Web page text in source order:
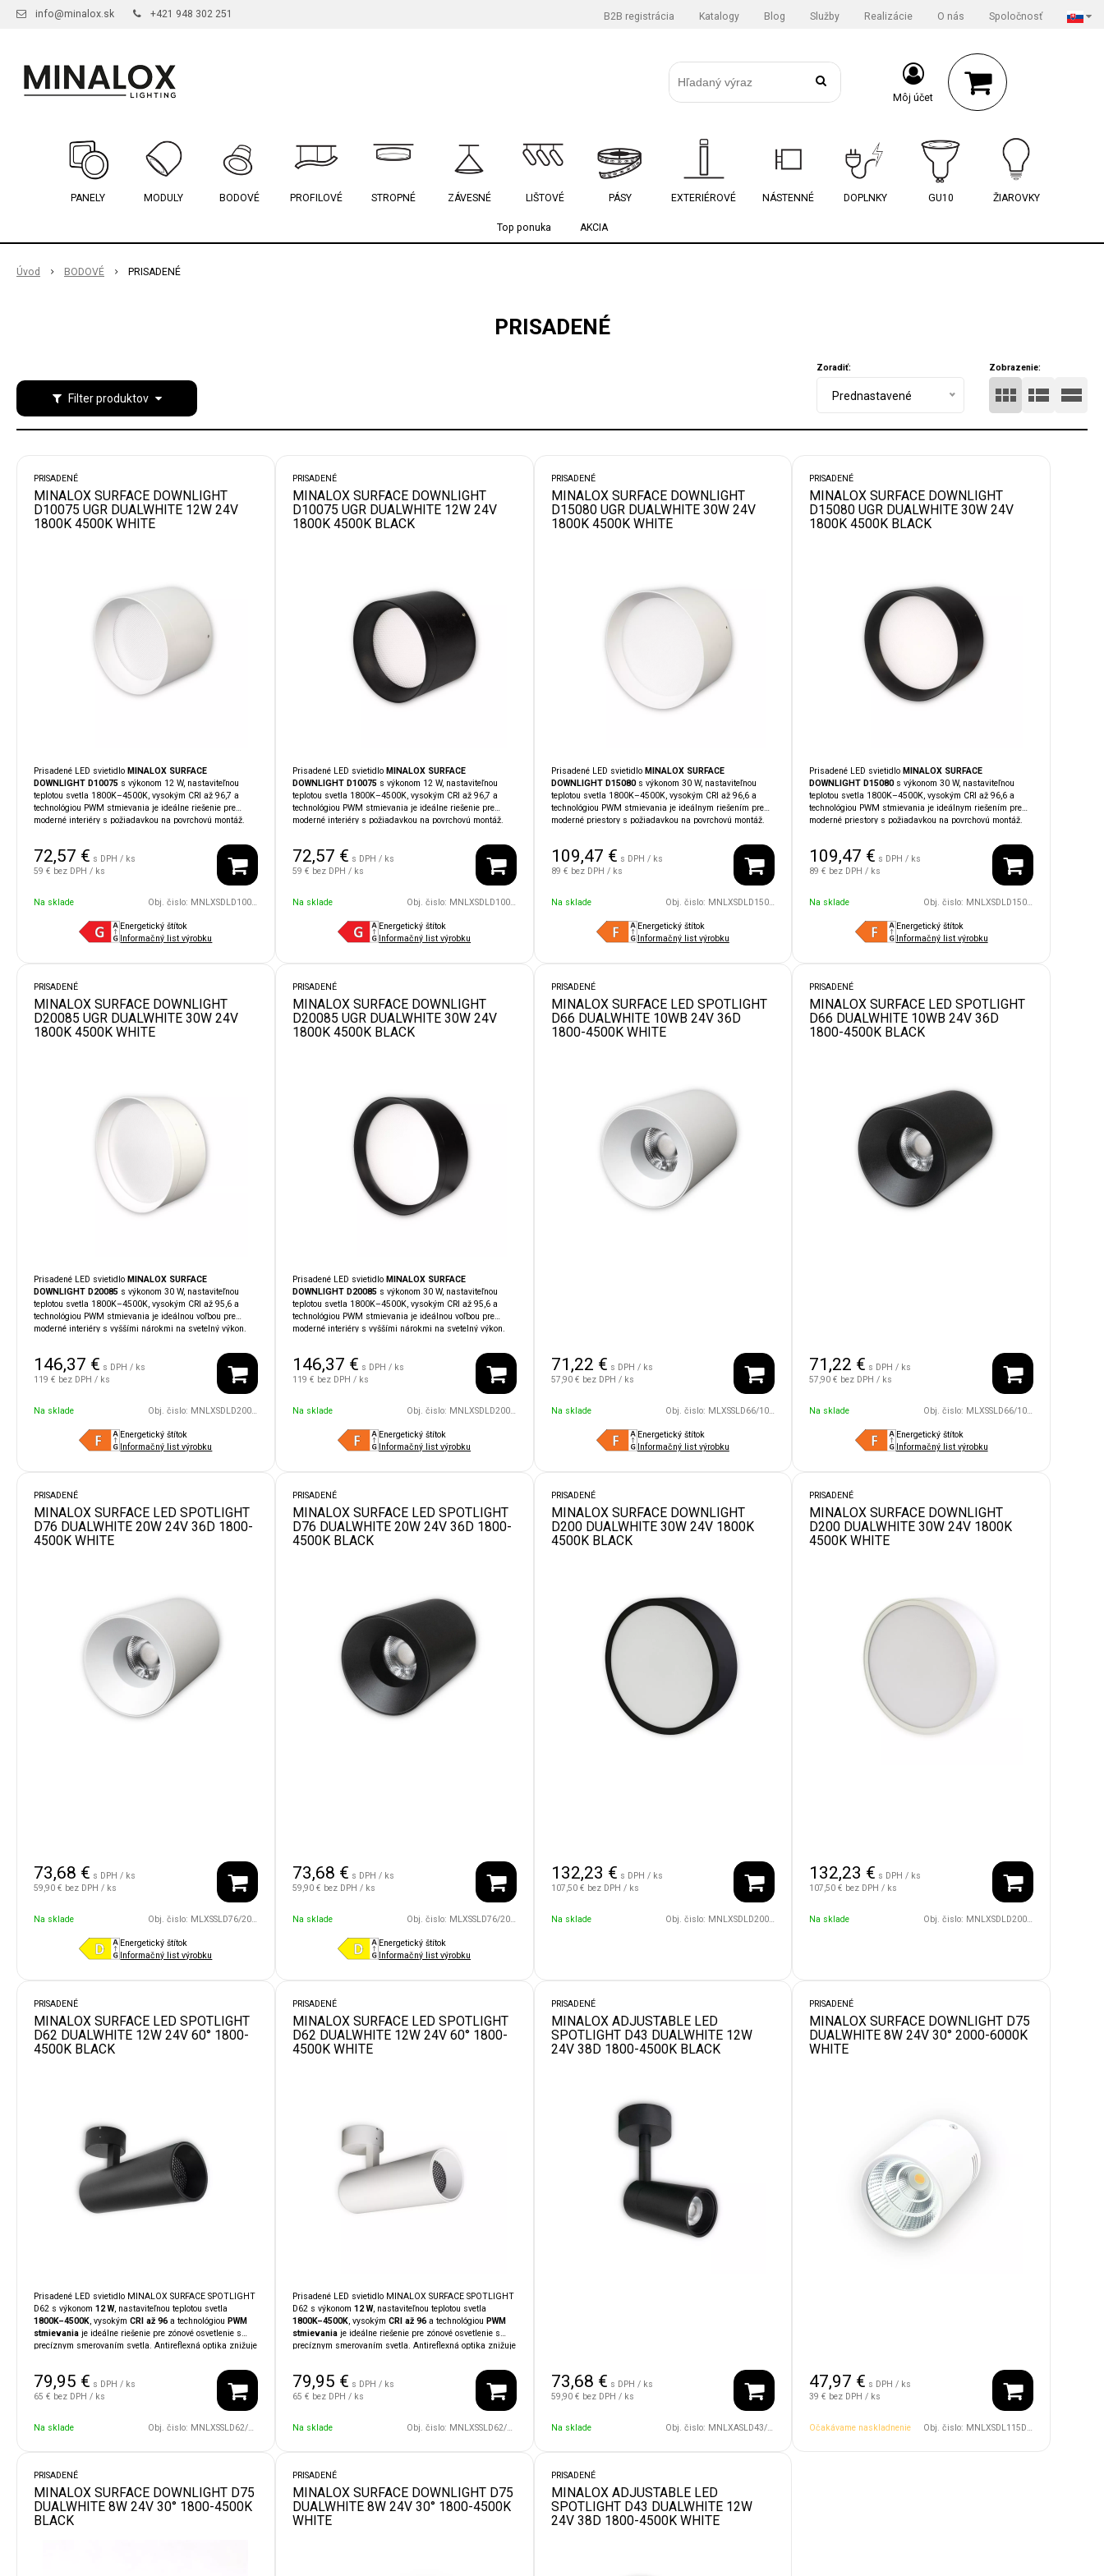
info@minalox.sk +421 948 302 251 B2B registrácia Katalogy Blog Služby Realizácie O nás Spoločnosť
Môj účet
PANELY MODULY BODOVÉ PROFILOVÉ STROPNÉ ZÁVESNÉ LIŠTOVÉ PÁSY EXTERIÉROVÉ NÁSTENNÉ DOPLNKY GU10 ŽIAROVKY
Top ponuka AKCIA
Úvod BODOVÉ PRISADENÉ
PRISADENÉ
Filter produktov
Zobrazenie:
Zoradiť:
Prednastavené
PRISADENÉ
MINALOX SURFACE DOWNLIGHT
D10075 UGR DUALWHITE 12W 24V
1800K 4500K WHITE
Prisadené LED svietidlo MINALOX SURFACE
DOWNLIGHT D10075 s výkonom 12 W, nastaviteľnou
teplotou svetla 1800K–4500K, vysokým CRI až 96,7 a
technológiou PWM stmievania je ideálne riešenie pre
moderné interiéry s požiadavkou na povrchovú montáž.
náročnejších priestorov. Kompatibilita so systémami
LOXONE, TapHome, Ampio, KNX
umožňuje jednoduchú
integráciu do inteligentnej domácnosti.
72,57 € s DPH / ks
59 € bez DPH / ks
Na sklade Obj. čislo: MNLXSDLD10075UGR/12W/24V/110D/1800/4500/WH
Energetický štítok
Informačný list výrobku
PRISADENÉ
MINALOX SURFACE DOWNLIGHT
D10075 UGR DUALWHITE 12W 24V
1800K 4500K BLACK
Prisadené LED svietidlo MINALOX SURFACE
DOWNLIGHT D10075s výkonom 12 W, nastaviteľnou
teplotou svetla 1800K–4500K, vysokým CRI až 96,7 a
technológiou PWM stmievania je ideálne riešenie pre
moderné interiéry s požiadavkou na povrchovú montáž.
náročnejších priestorov. Čierne prevedenie skvele
zapadne do moderných dizajnových konceptov.
Kompatibilita so systémami
umožňuje jednoduchú integráciu do
72,57 € s DPH / ks
59 € bez DPH / ks
Na sklade Obj. čislo: MNLXSDLD10075UGR/12W/24V/110D/1800/4500/BK
Energetický štítok
Informačný list výrobku
PRISADENÉ
MINALOX SURFACE DOWNLIGHT
D15080 UGR DUALWHITE 30W 24V
1800K 4500K WHITE
Prisadené LED svietidlo MINALOX SURFACE
DOWNLIGHT D15080s výkonom 30 W, nastaviteľnou
teplotou svetla 1800K–4500K, vysokým CRI až 96,6 a
technológiou PWM stmievania je ideálnym riešením pre
moderné priestory s požiadavkou na povrchovú montáž.
náročnejších priestorov. Kompatibilita so systémami
LOXONE, TapHome, Ampio, KNX
umožňuje jednoduchú
integráciu do inteligentnej domácnosti.
109,47 € s DPH / ks
89 € bez DPH / ks
Na sklade Obj. čislo: MNLXSDLD15080UGR/30W/24V/110D/1800/4500/WH
Energetický štítok
Informačný list výrobku
PRISADENÉ
MINALOX SURFACE DOWNLIGHT
D15080 UGR DUALWHITE 30W 24V
1800K 4500K BLACK
Prisadené LED svietidloMINALOX SURFACE
DOWNLIGHT D15080s výkonom 30 W, nastaviteľnou
teplotou svetla 1800K–4500K, vysokým CRI až 96,6 a
technológiou PWM stmievania je ideálnym riešením pre
moderné priestory s požiadavkou na povrchovú montáž.
náročnejších priestorov. Čierne prevedenie podčiarkuje
dizajnový charakter svietidla. Kompatibilita so
systémamiLOXONE, TapHome, Ampio, KNX
umožňuje
jednoduchú integráciu do inteligentnej domácnosti.
109,47 € s DPH / ks
89 € bez DPH / ks
Na sklade Obj. čislo: MNLXSDLD15080UGR/30W/24V/110D/1800/4500/BK
Energetický štítok
Informačný list výrobku
PRISADENÉ
MINALOX SURFACE DOWNLIGHT
D20085 UGR DUALWHITE 30W 24V
1800K 4500K WHITE
Prisadené LED svietidlo MINALOX SURFACE
DOWNLIGHT D20085 s výkonom 30 W, nastaviteľnou
teplotou svetla 1800K–4500K, vysokým CRI až 95,6 a
technológiou PWM stmievania je ideálnou voľbou pre
moderné interiéry s vyššími nárokmi na svetelný výkon.
náročnejších priestorov. Kompatibilita so systémami
LOXONE, TapHome, Ampio, KNX
umožňuje jednoduchú
integráciu do inteligentnej domácnosti.
146,37 € s DPH / ks
119 € bez DPH / ks
Na sklade Obj. čislo: MNLXSDLD20085UGR/30W/24V/110D/1800/4500/WH
Energetický štítok
Informačný list výrobku
PRISADENÉ
MINALOX SURFACE DOWNLIGHT
D20085 UGR DUALWHITE 30W 24V
1800K 4500K BLACK
Prisadené LED svietidlo MINALOX SURFACE
DOWNLIGHT D20085s výkonom 30 W, nastaviteľnou
teplotou svetla 1800K–4500K, vysokým CRI až 95,6 a
technológiou PWM stmievania je ideálnou voľbou pre
moderné interiéry s vyššími nárokmi na svetelný výkon.
náročnejších priestorov. Čierne prevedenie podčiarkuje
moderný dizajn svietidla. Kompatibilita so systémami
LOXONE, TapHome, Ampio, KNX
umožňuje jednoduchú
146,37 € s DPH / ks
119 € bez DPH / ks
Na sklade Obj. čislo: MNLXSDLD20085UGR/30W/24V/110D/1800/4500/BK
Energetický štítok
Informačný list výrobku
PRISADENÉ
MINALOX SURFACE LED SPOTLIGHT
D66 DUALWHITE 10WB 24V 36D
1800-4500K WHITE
71,22 € s DPH / ks
57,90 € bez DPH / ks
Na sklade Obj. čislo: MLXSSLD66/10WB/24V/36D/1800/4500/WH
Energetický štítok
Informačný list výrobku
PRISADENÉ
MINALOX SURFACE LED SPOTLIGHT
D66 DUALWHITE 10WB 24V 36D
1800-4500K BLACK
71,22 € s DPH / ks
57,90 € bez DPH / ks
Na sklade Obj. čislo: MLXSSLD66/10WB/24V/36D/1800/4500/BK
Energetický štítok
Informačný list výrobku
PRISADENÉ
MINALOX SURFACE LED SPOTLIGHT
D76 DUALWHITE 20W 24V 36D 1800-
4500K WHITE
73,68 € s DPH / ks
59,90 € bez DPH / ks
Na sklade Obj. čislo: MLXSSLD76/20W/24V/36D/1800/4500/WH
Energetický štítok
Informačný list výrobku
PRISADENÉ
MINALOX SURFACE LED SPOTLIGHT
D76 DUALWHITE 20W 24V 36D 1800-
4500K BLACK
73,68 € s DPH / ks
59,90 € bez DPH / ks
Na sklade Obj. čislo: MLXSSLD76/20W/24V/36D/1800/4500/BK
Energetický štítok
Informačný list výrobku
PRISADENÉ
MINALOX SURFACE DOWNLIGHT
D200 DUALWHITE 30W 24V 1800K
4500K BLACK
132,23 € s DPH / ks
107,50 € bez DPH / ks
Na sklade Obj. čislo: MNLXSDLD200/30W/24V/110/1800/4500/BK
PRISADENÉ
MINALOX SURFACE DOWNLIGHT
D200 DUALWHITE 30W 24V 1800K
4500K WHITE
132,23 € s DPH / ks
107,50 € bez DPH / ks
Na sklade Obj. čislo: MNLXSDLD200/30W/24V/110/1800/4500/WH
PRISADENÉ
MINALOX SURFACE LED SPOTLIGHT
D62 DUALWHITE 12W 24V 60° 1800-
4500K BLACK
Prisadené LED svietidlo MINALOX SURFACE SPOTLIGHT
D62 s výkonom 12 W, nastaviteľnou teplotou svetla
1800K–4500K, vysokým CRI až 96a technológiou PWM
stmievania je ideálne riešenie pre zónové osvetlenie s
precíznym smerovaním svetla. Antireflexná optika znižuje
TapHome, Ampio, KNXumožňuje jednoduchú integráciu
do inteligentnej domácnosti.
79,95 € s DPH / ks
65 € bez DPH / ks
Na sklade Obj. čislo: MNLXSSLD62/12W/24V/60D/1800/4500/BK
PRISADENÉ
MINALOX SURFACE LED SPOTLIGHT
D62 DUALWHITE 12W 24V 60° 1800-
4500K WHITE
Prisadené LED svietidlo MINALOX SURFACE SPOTLIGHT
D62 s výkonom 12 W, nastaviteľnou teplotou svetla
1800K–4500K, vysokým CRI až 96a technológiou PWM
stmievaniaje ideálne riešenie pre zónové osvetlenie s
precíznym smerovaním svetla. Antireflexná optika znižuje
TapHome, Ampio, KNXumožňuje jednoduchú integráciu
do inteligentnej domácnosti.
79,95 € s DPH / ks
65 € bez DPH / ks
Na sklade Obj. čislo: MNLXSSLD62/12W/24V/60D/1800/4500/WH
PRISADENÉ
MINALOX ADJUSTABLE LED
SPOTLIGHT D43 DUALWHITE 12W
24V 38D 1800-4500K BLACK
73,68 € s DPH / ks
59,90 € bez DPH / ks
Na sklade Obj. čislo: MNLXASLD43/12W/24V/38D/1800/4500/BK
PRISADENÉ
MINALOX SURFACE DOWNLIGHT D75
DUALWHITE 8W 24V 30° 2000-6000K
WHITE
47,97 € s DPH / ks
39 € bez DPH / ks
Očakávame naskladnenie Obj. čislo: MNLXSDL115D75/8W/24V/30D/2000/6000/WH
PRISADENÉ
MINALOX SURFACE DOWNLIGHT D75
DUALWHITE 8W 24V 30° 1800-4500K
BLACK
PRISADENÉ
MINALOX SURFACE DOWNLIGHT D75
DUALWHITE 8W 24V 30° 1800-4500K
WHITE
PRISADENÉ
MINALOX ADJUSTABLE LED
SPOTLIGHT D43 DUALWHITE 12W
24V 38D 1800-4500K WHITE